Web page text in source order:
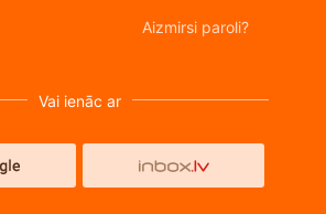
Aizmirsi paroli?
Vai ienāc ar